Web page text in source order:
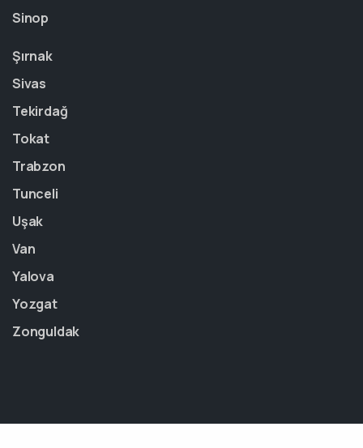
Sinop
Şırnak
Sivas
Tekirdağ
Tokat
Trabzon
Tunceli
Uşak
Van
Yalova
Yozgat
Zonguldak